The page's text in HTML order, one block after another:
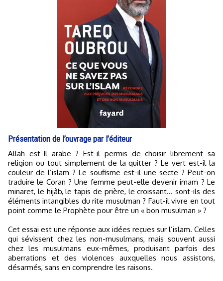
Présentation de l’ouvrage par l’éditeur
Allah est-Il arabe ? Est-il permis de choisir librement sa
religion ou tout simplement de la quitter ? Le vert est-il la
couleur de l’islam ? Le soufisme est-il une secte ? Peut-on
traduire le Coran ? Une femme peut-elle devenir imam ? Le
minaret, le hijâb, le tapis de prière, le croissant… sont-ils des
éléments intangibles du rite musulman ? Faut-il vivre en tout
point comme le Prophète pour être un « bon musulman » ?
Cet essai est une réponse aux idées reçues sur l’islam. Celles
qui sévissent chez les non-musulmans, mais souvent aussi
chez les musulmans eux-mêmes, produisant parfois des
aberrations et des violences auxquelles nous assistons,
désarmés, sans en comprendre les raisons.